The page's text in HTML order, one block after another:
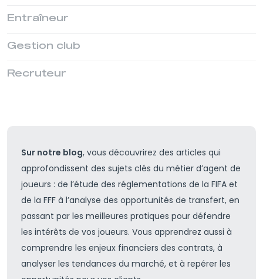
Entraîneur
Gestion club
Recruteur
Sur notre blog, vous découvrirez des articles qui
approfondissent des sujets clés du métier d’agent de
joueurs : de l’étude des réglementations de la FIFA et
de la FFF à l’analyse des opportunités de transfert, en
passant par les meilleures pratiques pour défendre
les intérêts de vos joueurs. Vous apprendrez aussi à
comprendre les enjeux financiers des contrats, à
analyser les tendances du marché, et à repérer les